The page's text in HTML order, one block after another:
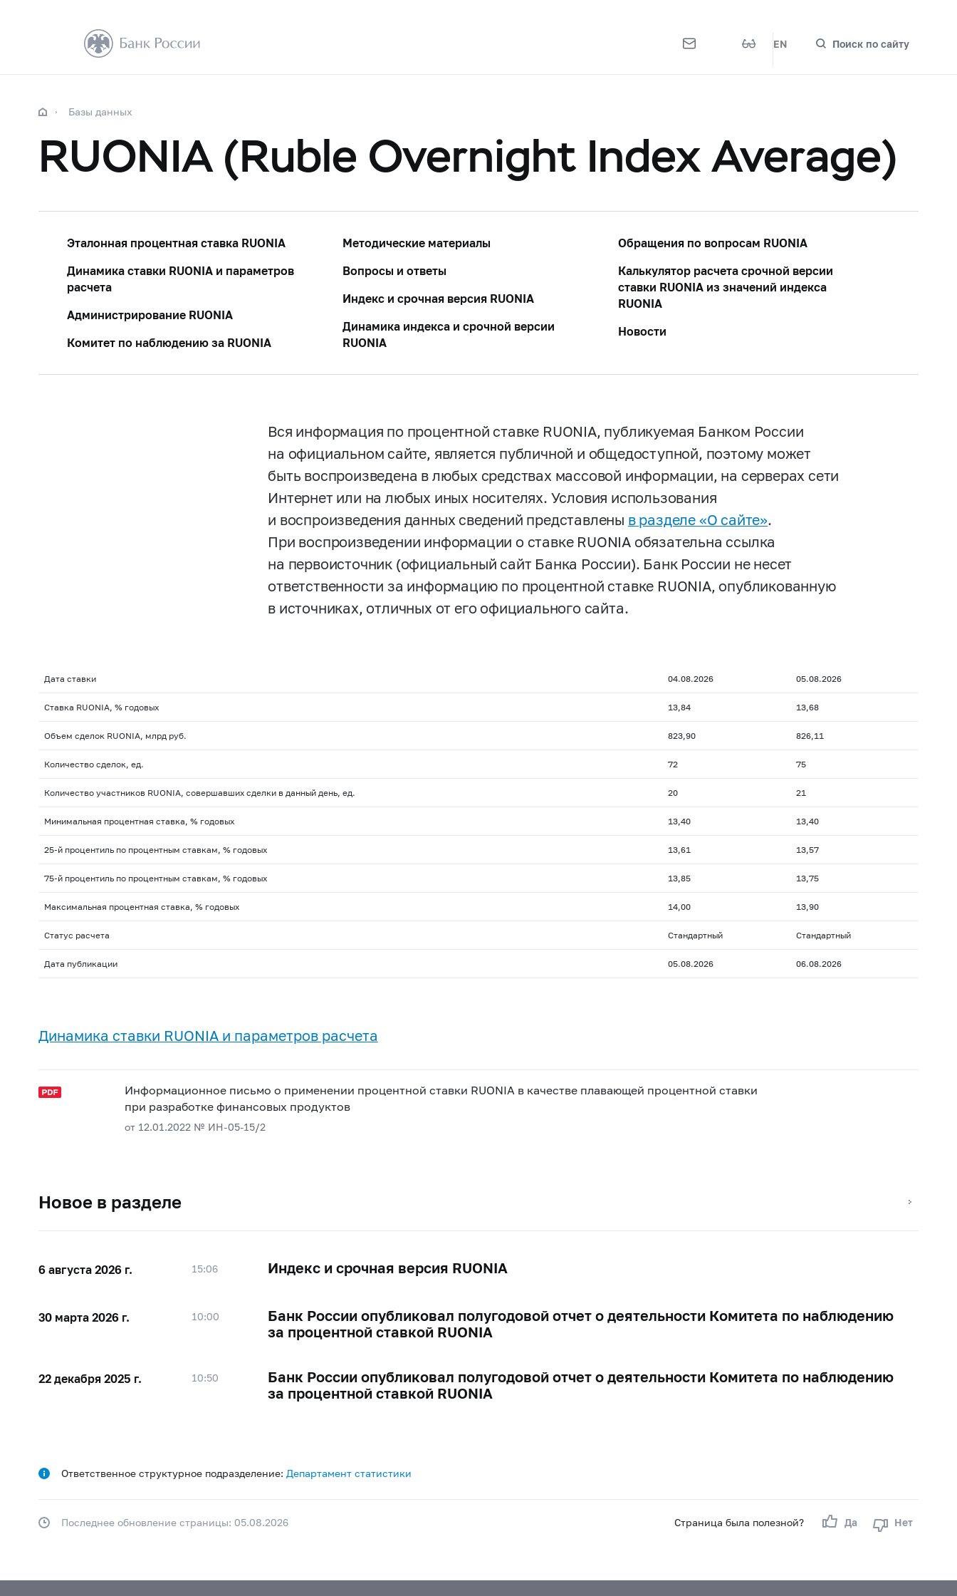
EN Поиск по сайту
Базы данных
RUONIA (Ruble Overnight Index Average)
Эталонная процентная ставка RUONIA
Динамика ставки RUONIA и параметров
расчета
Администрирование RUONIA
Комитет по наблюдению за RUONIA
Методические материалы
Вопросы и ответы
Индекс и срочная версия RUONIA
Динамика индекса и срочной версии
RUONIA
Обращения по вопросам RUONIA
Калькулятор расчета срочной версии
ставки RUONIA из значений индекса
RUONIA
Новости
Вся информация по процентной ставке RUONIA, публикуемая Банком России
на официальном сайте, является публичной и общедоступной, поэтому может
быть воспроизведена в любых средствах массовой информации, на серверах сети
Интернет или на любых иных носителях. Условия использования
и воспроизведения данных сведений представлены в разделе «О сайте».
При воспроизведении информации о ставке RUONIA обязательна ссылка
на первоисточник (официальный сайт Банка России). Банк России не несет
ответственности за информацию по процентной ставке RUONIA, опубликованную
в источниках, отличных от его официального сайта.
Дата ставки 04.08.2026 05.08.2026
Ставка RUONIA, % годовых 13,84 13,68
Объем сделок RUONIA, млрд руб. 823,90 826,11
Количество сделок, ед. 72 75
Количество участников RUONIA, совершавших сделки в данный день, ед. 20 21
Минимальная процентная ставка, % годовых 13,40 13,40
25-й процентиль по процентным ставкам, % годовых 13,61 13,57
75-й процентиль по процентным ставкам, % годовых 13,85 13,75
Максимальная процентная ставка, % годовых 14,00 13,90
Статус расчета Стандартный Стандартный
Дата публикации 05.08.2026 06.08.2026
Динамика ставки RUONIA и параметров расчета
Информационное письмо о применении процентной ставки RUONIA в качестве плавающей процентной ставки
при разработке финансовых продуктов
от 12.01.2022 № ИН-05-15/2
Новое в разделе
6 августа 2026 г. 15:06 Индекс и срочная версия RUONIA
30 марта 2026 г. 10:00
Банк России опубликовал полугодовой отчет о деятельности Комитета по наблюдению
за процентной ставкой RUONIA
22 декабря 2025 г. 10:50
Банк России опубликовал полугодовой отчет о деятельности Комитета по наблюдению
за процентной ставкой RUONIA
Ответственное структурное подразделение: Департамент статистики
Страница была полезной? Да Нет
Последнее обновление страницы: 05.08.2026